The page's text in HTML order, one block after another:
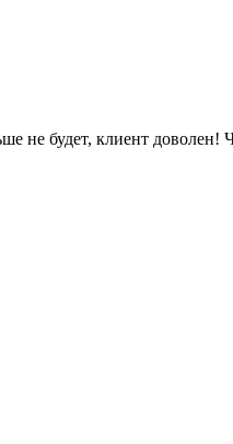
будет, клиент доволен!